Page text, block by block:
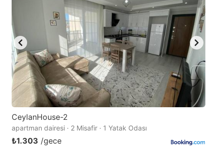
CeylanHouse-2
apartman dairesi · 2 Misafir · 1 Yatak Odası
₺1.303 /gece